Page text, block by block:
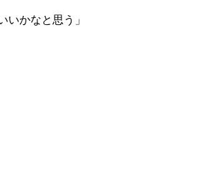
いかなと思う」